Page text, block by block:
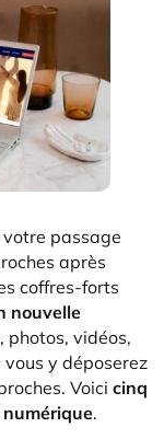
votre passage
après
coffres-forts
nouvelle
photos, vidéos,
y déposerez
Voici cinq
.